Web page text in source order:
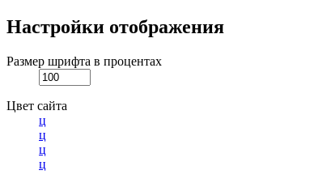
Настройки отображения
Размер шрифта в процентах
Цвет сайта
ц
ц
ц
ц